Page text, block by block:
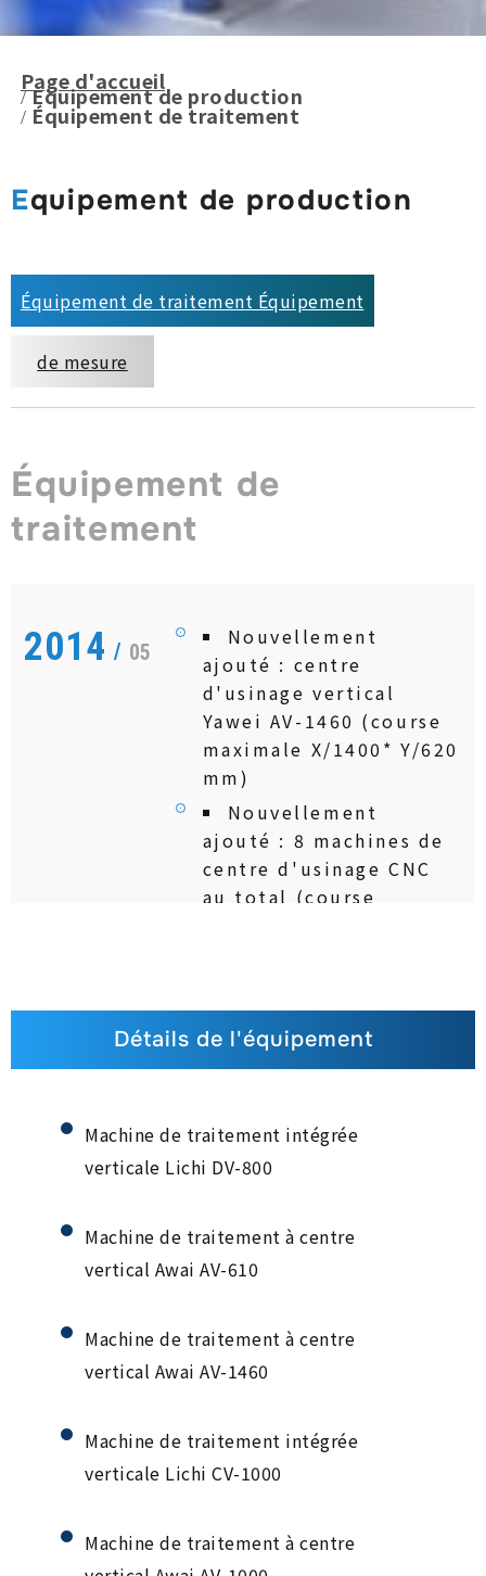
Equipement de production
Page d'accueil
Equipement de production
Équipement de traitement
Équipement de traitement Équipement
de mesure
Équipement de
traitement
2014 / 05
Nouvellement
ajouté : centre
d'usinage vertical
Yawei AV-1460 (course
maximale X/1400* Y/620
mm)
Nouvellement
ajouté : 8 machines de
centre d'usinage CNC
au total (course
Nouvellement
ajouté : centre
Yawei LP-3021 (course
maximale X/3000*
Détails de l'équipement
Machine de traitement intégrée
verticale Lichi DV-800
Machine de traitement à centre
vertical Awai AV-610
Machine de traitement à centre
vertical Awai AV-1460
Machine de traitement intégrée
verticale Lichi CV-1000
Machine de traitement à centre